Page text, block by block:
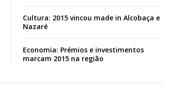
Cultura: 2015 vincou made in Alcobaça e
Nazaré
Economia: Prémios e investimentos
marcam 2015 na região